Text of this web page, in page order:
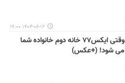
۱۴۰۴-۰۶-۱۲ ۱۹:۰۰
وقتی ایکس۷۷ خانه دوم خانواده شما
می شود! (+عکس)